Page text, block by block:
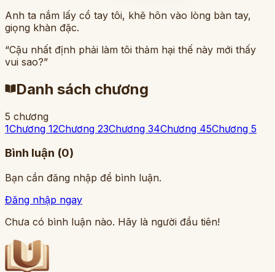
Anh ta nắm lấy cổ tay tôi, khẽ hôn vào lòng bàn tay,
giọng khàn đặc.
“Cậu nhất định phải làm tôi thảm hại thế này mới thấy
vui sao?”
Danh sách chương
5 chương
1Chương 12Chương 23Chương 34Chương 45Chương 5
Bình luận (0)
Bạn cần đăng nhập để bình luận.
Đăng nhập ngay
Chưa có bình luận nào. Hãy là người đầu tiên!